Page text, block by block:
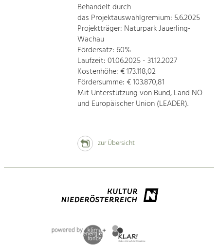
Behandelt durch
das Projektauswahlgremium: 5.6.2025
Projektträger: Naturpark Jauerling-
Wachau
Fördersatz: 60%
Laufzeit: 01.06.2025 - 31.12.2027
Kostenhöhe: € 173.118,02
Fördersumme: € 103.870,81
Mit Unterstützung von Bund, Land NÖ
und Europäischer Union (LEADER).
zur Übersicht